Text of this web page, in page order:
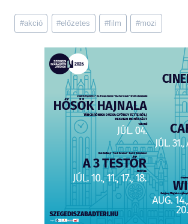
Post
Tags:
#akció #előzetes #film #mozi